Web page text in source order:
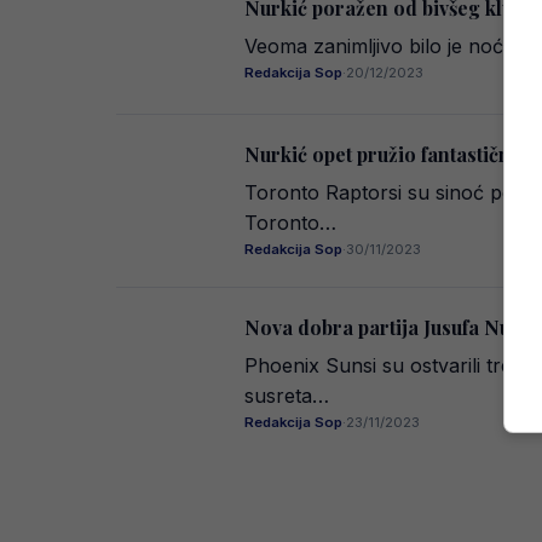
Nurkić poražen od bivšeg
Veoma zanimljivo bilo je noćas
Redakcija Sop·20/12/2023
Nurkić opet pružio fantastično
Toronto Raptorsi su sinoć
Toronto…
Redakcija Sop·30/11/2023
Nova dobra partija Jusufa
Phoenix Sunsi su ostvarili
susreta…
Redakcija Sop·23/11/2023